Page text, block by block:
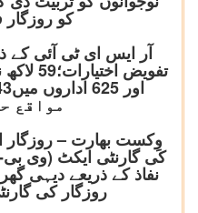
کو روزگار
آر ایس ای ٹی آئی کے
تفویض
مواقع
وِکست بھارت – روزگار
کی گارنٹی ایکٹ (وی
روزگار کی